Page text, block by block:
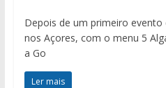
Depois de um primeiro
nos Açores, com o menu 5
a Go
Ler mais